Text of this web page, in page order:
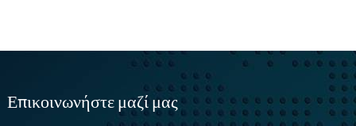
Επικοινωνήστε μαζί μας